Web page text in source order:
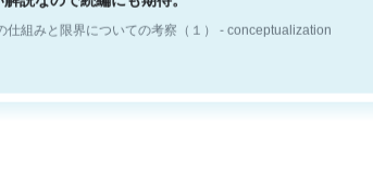
仕組みと限界についての考察（１） - conceptualization